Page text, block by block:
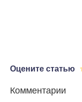
Оцените статью
Комментарии